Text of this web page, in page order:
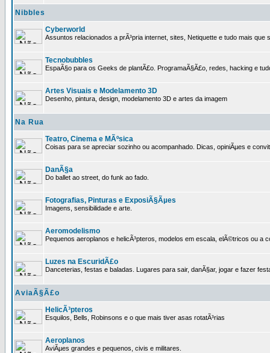
Nibbles
Cyberworld
Assuntos relacionados a prÃ³pria internet, sites, Netiquette e tudo mais que
Tecnobubbles
EspaÃ§o para os Geeks de plantÃ£o. ProgramaÃ§Ã£o, redes, hacking e
Artes Visuais e Modelamento 3D
Desenho, pintura, design, modelamento 3D e artes da imagem
Na Rua
Teatro, Cinema e MÃºsica
Coisas para se apreciar sozinho ou acompanhado. Dicas, opiniÃµes e
DanÃ§a
Do ballet ao street, do funk ao fado.
Fotografias, Pinturas e ExposiÃ§Ãµes
Imagens, sensibilidade e arte.
Aeromodelismo
Pequenos aeroplanos e helicÃ³pteros, modelos em escala, elÃ©tricos ou a
Luzes na EscuridÃ£o
Danceterias, festas e baladas. Lugares para sair, danÃ§ar, jogar e fazer
AviaÃ§Ã£o
HelicÃ³pteros
Esquilos, Bells, Robinsons e o que mais tiver asas rotatÃ³rias
Aeroplanos
AviÃµes grandes e pequenos, civis e militares.